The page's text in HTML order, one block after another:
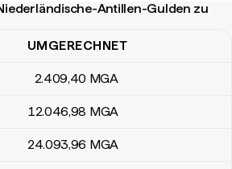
Antillen-Gulden zu
Antillen-Gulden zu
UMGERECHNET
2.409,40 MGA
12.046,98 MGA
24.093,96 MGA